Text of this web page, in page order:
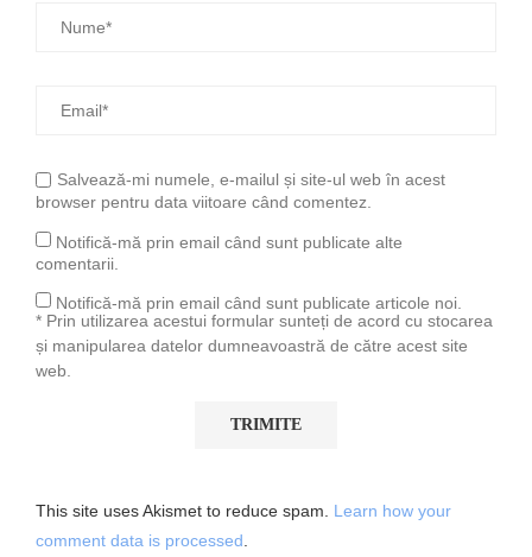
Salvează-mi numele, e-mailul și site-ul web în acest
browser pentru data viitoare când comentez.
Notifică-mă prin email când sunt publicate alte
comentarii.
Notifică-mă prin email când sunt publicate articole noi.
* Prin utilizarea acestui formular sunteți de acord cu stocarea
și manipularea datelor dumneavoastră de către acest site
web.
This site uses Akismet to reduce spam. Learn how your
comment data is processed